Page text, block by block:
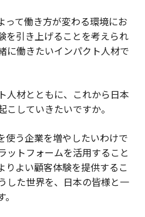
って働き方が変わる環境にお
を引き上げることを考えられ
に働きたいインパクト人材で
人材とともに、これから日本
していきたいですか。
使う企業を増やしたいわけで
ットフォームを活用すること
りよい顧客体験を提供するこ
した世界を、日本の皆様と一